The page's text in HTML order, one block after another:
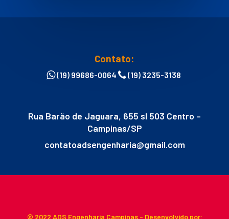
Contato:
(19) 99686-0064 (19) 3235-3138
Rua Barão de Jaguara, 655 sl 503 Centro –
Campinas/SP
contatoadsengenharia@gmail.com
© 2022 ADS Engenharia Campinas - Desenvolvido por: